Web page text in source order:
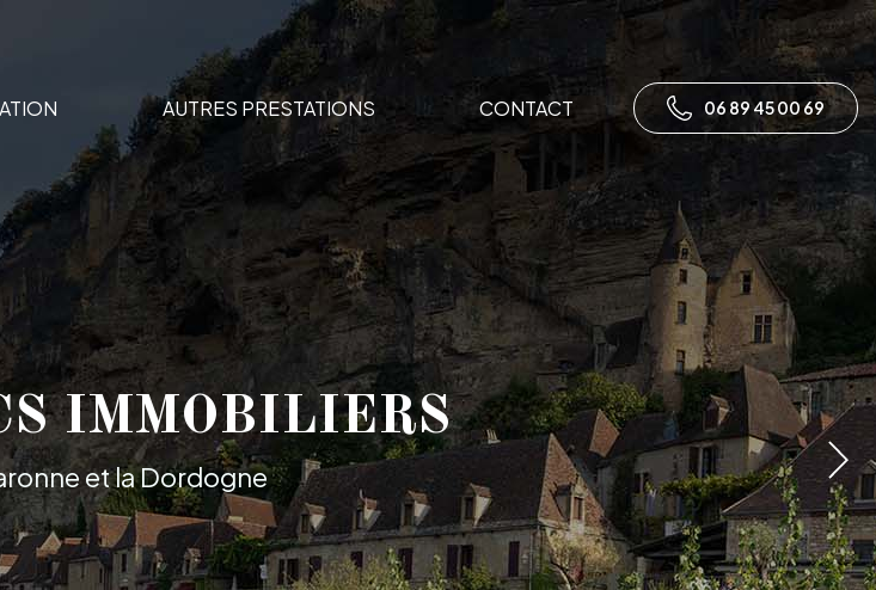
AUTRES PRESTATIONS CONTACT 06 89 45 00 69
TRANSACTION